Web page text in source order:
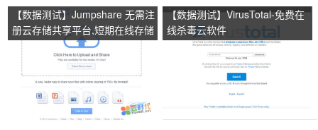
【数据测试】Jumpshare 无需注
册云存储共享平台,短期在线存储
和分享服务
【数据测试】VirusTotal-免费在
线杀毒云软件